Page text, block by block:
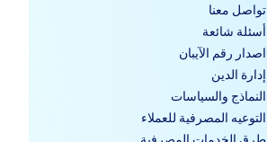
تواصل معنا
أسئلة شائعة
اصدار رقم الآيبان
إدارة الدين
النماذج والسياسات
التوعيه المصرفية للعملاء
طرق الخدمات المصرفية